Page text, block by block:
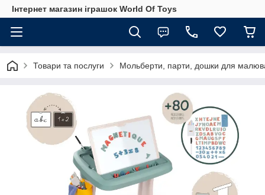
Інтернет магазин іграшок World Of Toys
Товари та послуги Мольберти, парти, дошки для